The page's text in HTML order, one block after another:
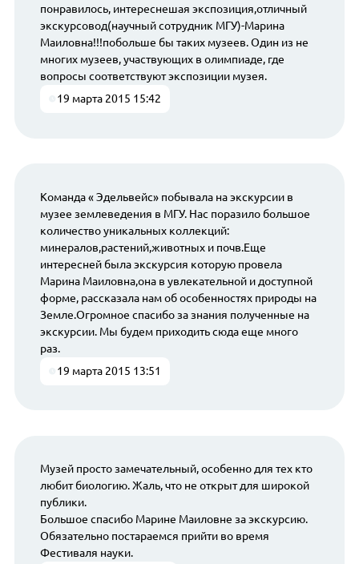
понравилось, интереснешая экспозиция,отличный
экскурсовод(научный сотрудник МГУ)-Марина
Маиловна!!!побольше бы таких музеев. Один из не
многих музеев, участвующих в олимпиаде, где
вопросы соответствуют экспозиции музея.
19 марта 2015 15:42
Команда « Эдельвейс» побывала на экскурсии в
музее землеведения в МГУ. Нас поразило большое
количество уникальных коллекций:
минералов,растений,животных и почв.Еще
интересней была экскурсия которую провела
Марина Маиловна,она в увлекательной и доступной
форме, рассказала нам об особенностях природы на
Земле.Огромное спасибо за знания полученные на
экскурсии. Мы будем приходить сюда еще много
раз.
19 марта 2015 13:51
Музей просто замечательный, особенно для тех кто
любит биологию. Жаль, что не открыт для широкой
публики.
Большое спасибо Марине Маиловне за экскурсию.
Обязательно постараемся прийти во время
Фестиваля науки.